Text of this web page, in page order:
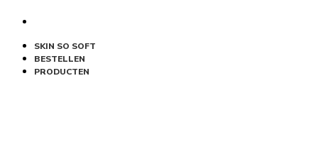
SKIN SO SOFT
BESTELLEN
PRODUCTEN